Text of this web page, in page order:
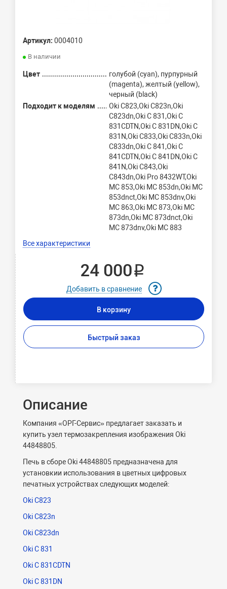
Артикул: 0004010
В наличии
Цвет
голубой (cyan), пурпурный
(magenta), желтый (yellow),
черный (black)
Подходит к моделям
Oki C823,Oki C823n,Oki
C823dn,Oki C 831,Oki C
831CDTN,Oki C 831DN,Oki C
831N,Oki C833,Oki C833n,Oki
C833dn,Oki C 841,Oki C
841CDTN,Oki C 841DN,Oki C
841N,Oki C843,Oki
C843dn,Oki Pro 8432WT,Oki
MC 853,Oki MC 853dn,Oki MC
853dnct,Oki MC 853dnv,Oki
MC 863,Oki MC 873,Oki MC
873dn,Oki MC 873dnct,Oki
MC 873dnv,Oki MC 883
Все характеристики
24 000 ₽
Добавить в сравнение
В корзину
Быстрый заказ
Описание
Компания «ОРГ-Сервис» предлагает заказать и
купить узел термозакрепления изображения Oki
44848805.
Печь в сборе Oki 44848805 предназначена для
установкии использования в цветных цифровых
печатных устройствах следующих моделей:
Oki C823
Oki C823n
Oki C823dn
Oki C 831
Oki C 831CDTN
Oki C 831DN